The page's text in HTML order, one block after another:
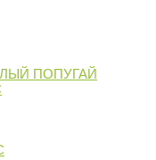
ПОПУГАЙ